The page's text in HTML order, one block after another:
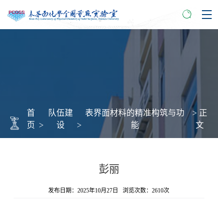
首
页 >
队伍建
设
>
表界面材料的精准构筑与功
能
> 正
文
彭丽
发布日期：2025年10月27日 浏览次数：2610次